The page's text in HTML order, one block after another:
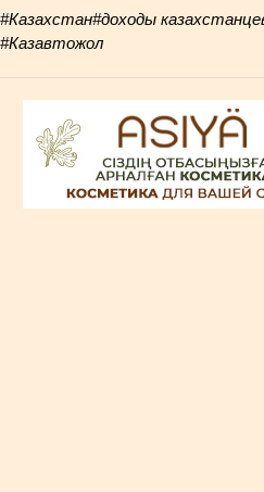
#Казахстан#доходы
#Казавтожол